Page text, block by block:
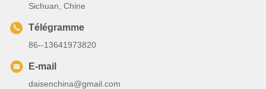
Sichuan, Chine
Télégramme
86--13641973820
E-mail
daisenchina@gmail.com